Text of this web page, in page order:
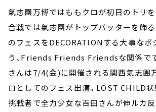
氣志團万博ではももクロが初日のトリ
合戦では氣志團がトップバッターを飾
のフェスをDECORATIONする大事なポ
う、Friends Friends Friendsな関係で
さんは7/4(金)に開催される関西氣志團
ロとしてのフェス出演。LOST CHILD
挑戦者で全力少女な百田さんが伸ルカ